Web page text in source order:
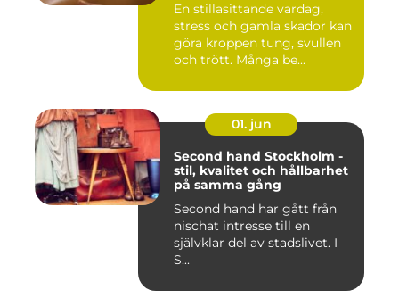
En stillasittande vardag,
stress och gamla skador kan
göra kroppen tung, svullen
och trött. Många be...
01. jun
Second hand Stockholm -
stil, kvalitet och hållbarhet
på samma gång
Second hand har gått från
nischat intresse till en
självklar del av stadslivet. I
S...